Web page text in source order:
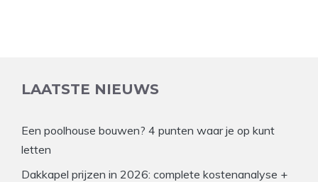
LAATSTE NIEUWS
Een poolhouse bouwen? 4 punten waar je op kunt
letten
Dakkapel prijzen in 2026: complete kostenanalyse +